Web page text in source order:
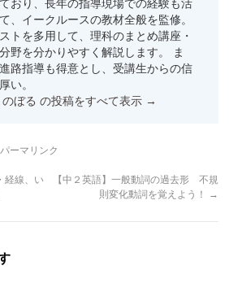
おり、長年の指導現場での経験も活
、イークルースの教材全般を監修。
トを多用して、理科のまとめ講座・
野を分かりやすく解説します。 ま
路指導も得意とし、受講生からの信
い。
のぼる の投稿をすべて表示 →
パーマリンク
経線、い
【中２英語】一般動詞の過去形 不規
則変化動詞を覚えよう！
→